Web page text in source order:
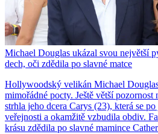
Michael Douglas ukázal svou největší
dech, oči zdědila po slavné matce
Hollywoodský velikán Michael
mimořádné pocty. Ještě větší pozornost
strhla jeho dcera Carys (23), která se
veřejnosti a okamžitě vzbudila obdiv.
krásu zdědila po slavné mamince